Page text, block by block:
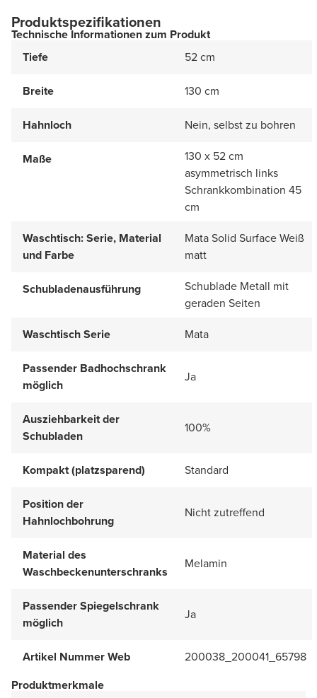
Produktspezifikationen
Technische Informationen zum Produkt
Tiefe
52 cm
Breite 130 cm
Hahnloch Nein, selbst zu bohren
Maße
130 x 52 cm
asymmetrisch links
Schrankkombination 45
cm
Waschtisch: Serie, Material
und Farbe
Mata Solid Surface Weiß
matt
Schubladenausführung
Schublade Metall mit
geraden Seiten
Waschtisch Serie
Mata
Passender Badhochschrank
möglich
Ja
Ausziehbarkeit der
Schubladen
100%
Kompakt (platzsparend) Standard
Position der
Hahnlochbohrung
Nicht zutreffend
Material des
Waschbeckenunterschranks
Melamin
Passender Spiegelschrank
möglich
Ja
Artikel Nummer Web
200038_200041_65798
Produktmerkmale